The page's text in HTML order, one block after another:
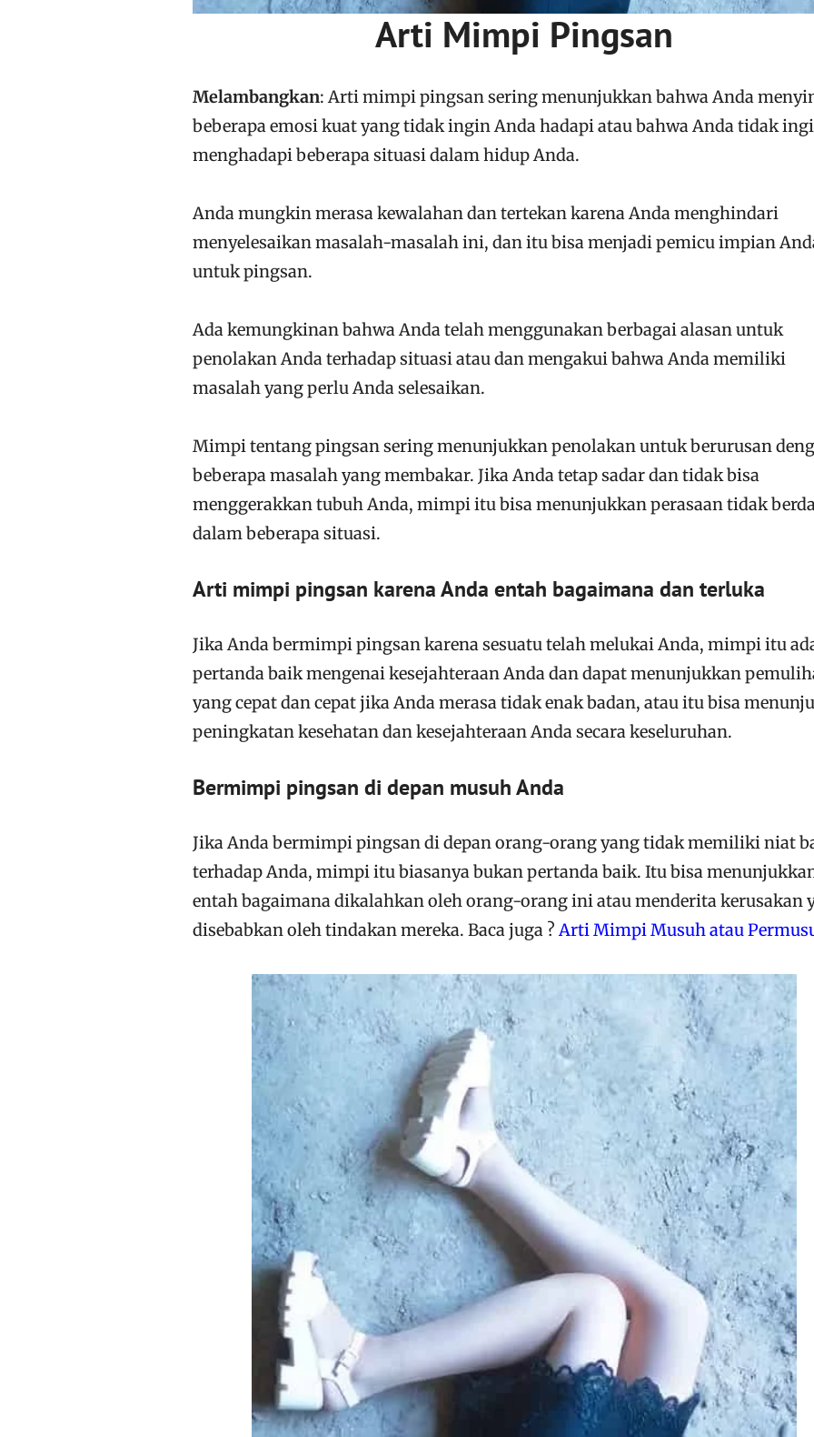
Arti Mimpi Pingsan
Melambangkan: Arti mimpi pingsan sering menunjukkan bahwa Anda
beberapa emosi kuat yang tidak ingin Anda hadapi atau bahwa Anda tidak
menghadapi beberapa situasi dalam hidup Anda.
Anda mungkin merasa kewalahan dan tertekan karena Anda menghindari
menyelesaikan masalah-masalah ini, dan itu bisa menjadi pemicu impian
untuk pingsan.
Ada kemungkinan bahwa Anda telah menggunakan berbagai alasan untuk
penolakan Anda terhadap situasi atau dan mengakui bahwa Anda memiliki
masalah yang perlu Anda selesaikan.
Mimpi tentang pingsan sering menunjukkan penolakan untuk berurusan
beberapa masalah yang membakar. Jika Anda tetap sadar dan tidak bisa
menggerakkan tubuh Anda, mimpi itu bisa menunjukkan perasaan tidak
dalam beberapa situasi.
Arti mimpi pingsan karena Anda entah bagaimana dan terluka
Jika Anda bermimpi pingsan karena sesuatu telah melukai Anda, mimpi itu
pertanda baik mengenai kesejahteraan Anda dan dapat menunjukkan
yang cepat dan cepat jika Anda merasa tidak enak badan, atau itu bisa
peningkatan kesehatan dan kesejahteraan Anda secara keseluruhan.
Bermimpi pingsan di depan musuh Anda
Jika Anda bermimpi pingsan di depan orang-orang yang tidak memiliki niat
terhadap Anda, mimpi itu biasanya bukan pertanda baik. Itu bisa
entah bagaimana dikalahkan oleh orang-orang ini atau menderita kerusakan
disebabkan oleh tindakan mereka. Baca juga ?Arti Mimpi Musuh atau